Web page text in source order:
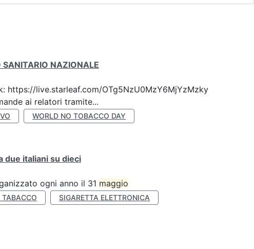
NAZIONALE
https://live.starleaf.com/OTg5NzU0MzY6MjYzMzky
ai relatori tramite...
WORLD NO TOBACCO DAY
due italiani su dieci
ogni anno il 31 maggio
SIGARETTA ELETTRONICA